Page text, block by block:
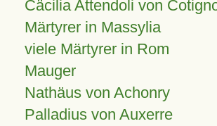
Cäcilia Attendoli von
Märtyrer in Massylia
viele Märtyrer in Rom
Mauger
Nathäus von Achonry
Palladius von Auxerre